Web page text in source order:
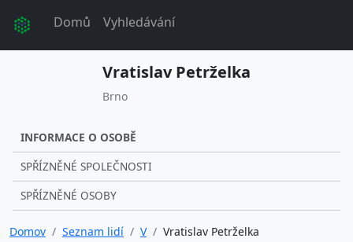
Domů Vyhledávání
Vratislav Petrželka
Brno
INFORMACE O OSOBĚ
SPŘÍZNĚNÉ SPOLEČNOSTI
SPŘÍZNĚNÉ OSOBY
Domov Seznam lidí V Vratislav Petrželka